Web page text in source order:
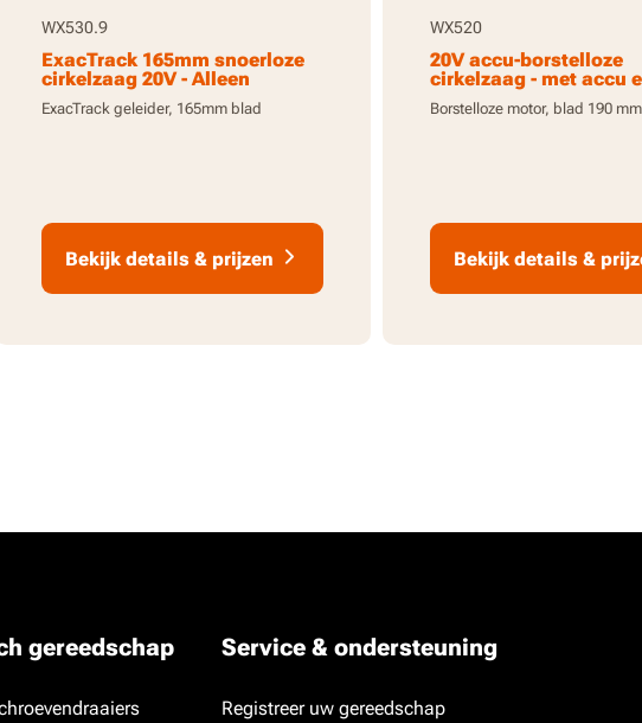
WX530.9
ExacTrack 165mm snoerloze
cirkelzaag 20V - Alleen
gereedschap
ExacTrack geleider, 165mm blad
Bekijk details & prijzen
WX520
20V accu-borstelloze
cirkelzaag - met accu
oplader
Borstelloze motor, blad 190 mm
Bekijk details &
gereedschap Service & ondersteuning
Registreer uw gereedschap